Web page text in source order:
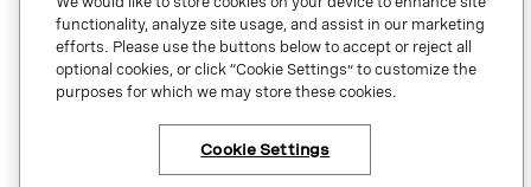
Patentes
Derechos de autor
Seguridad y confianza
functionality, analyze site usage, and assist in our marketing
efforts. Please use the buttons below to accept or reject all
optional cookies, or click “Cookie Settings” to customize the
purposes for which we may store these cookies.
Cookie Settings